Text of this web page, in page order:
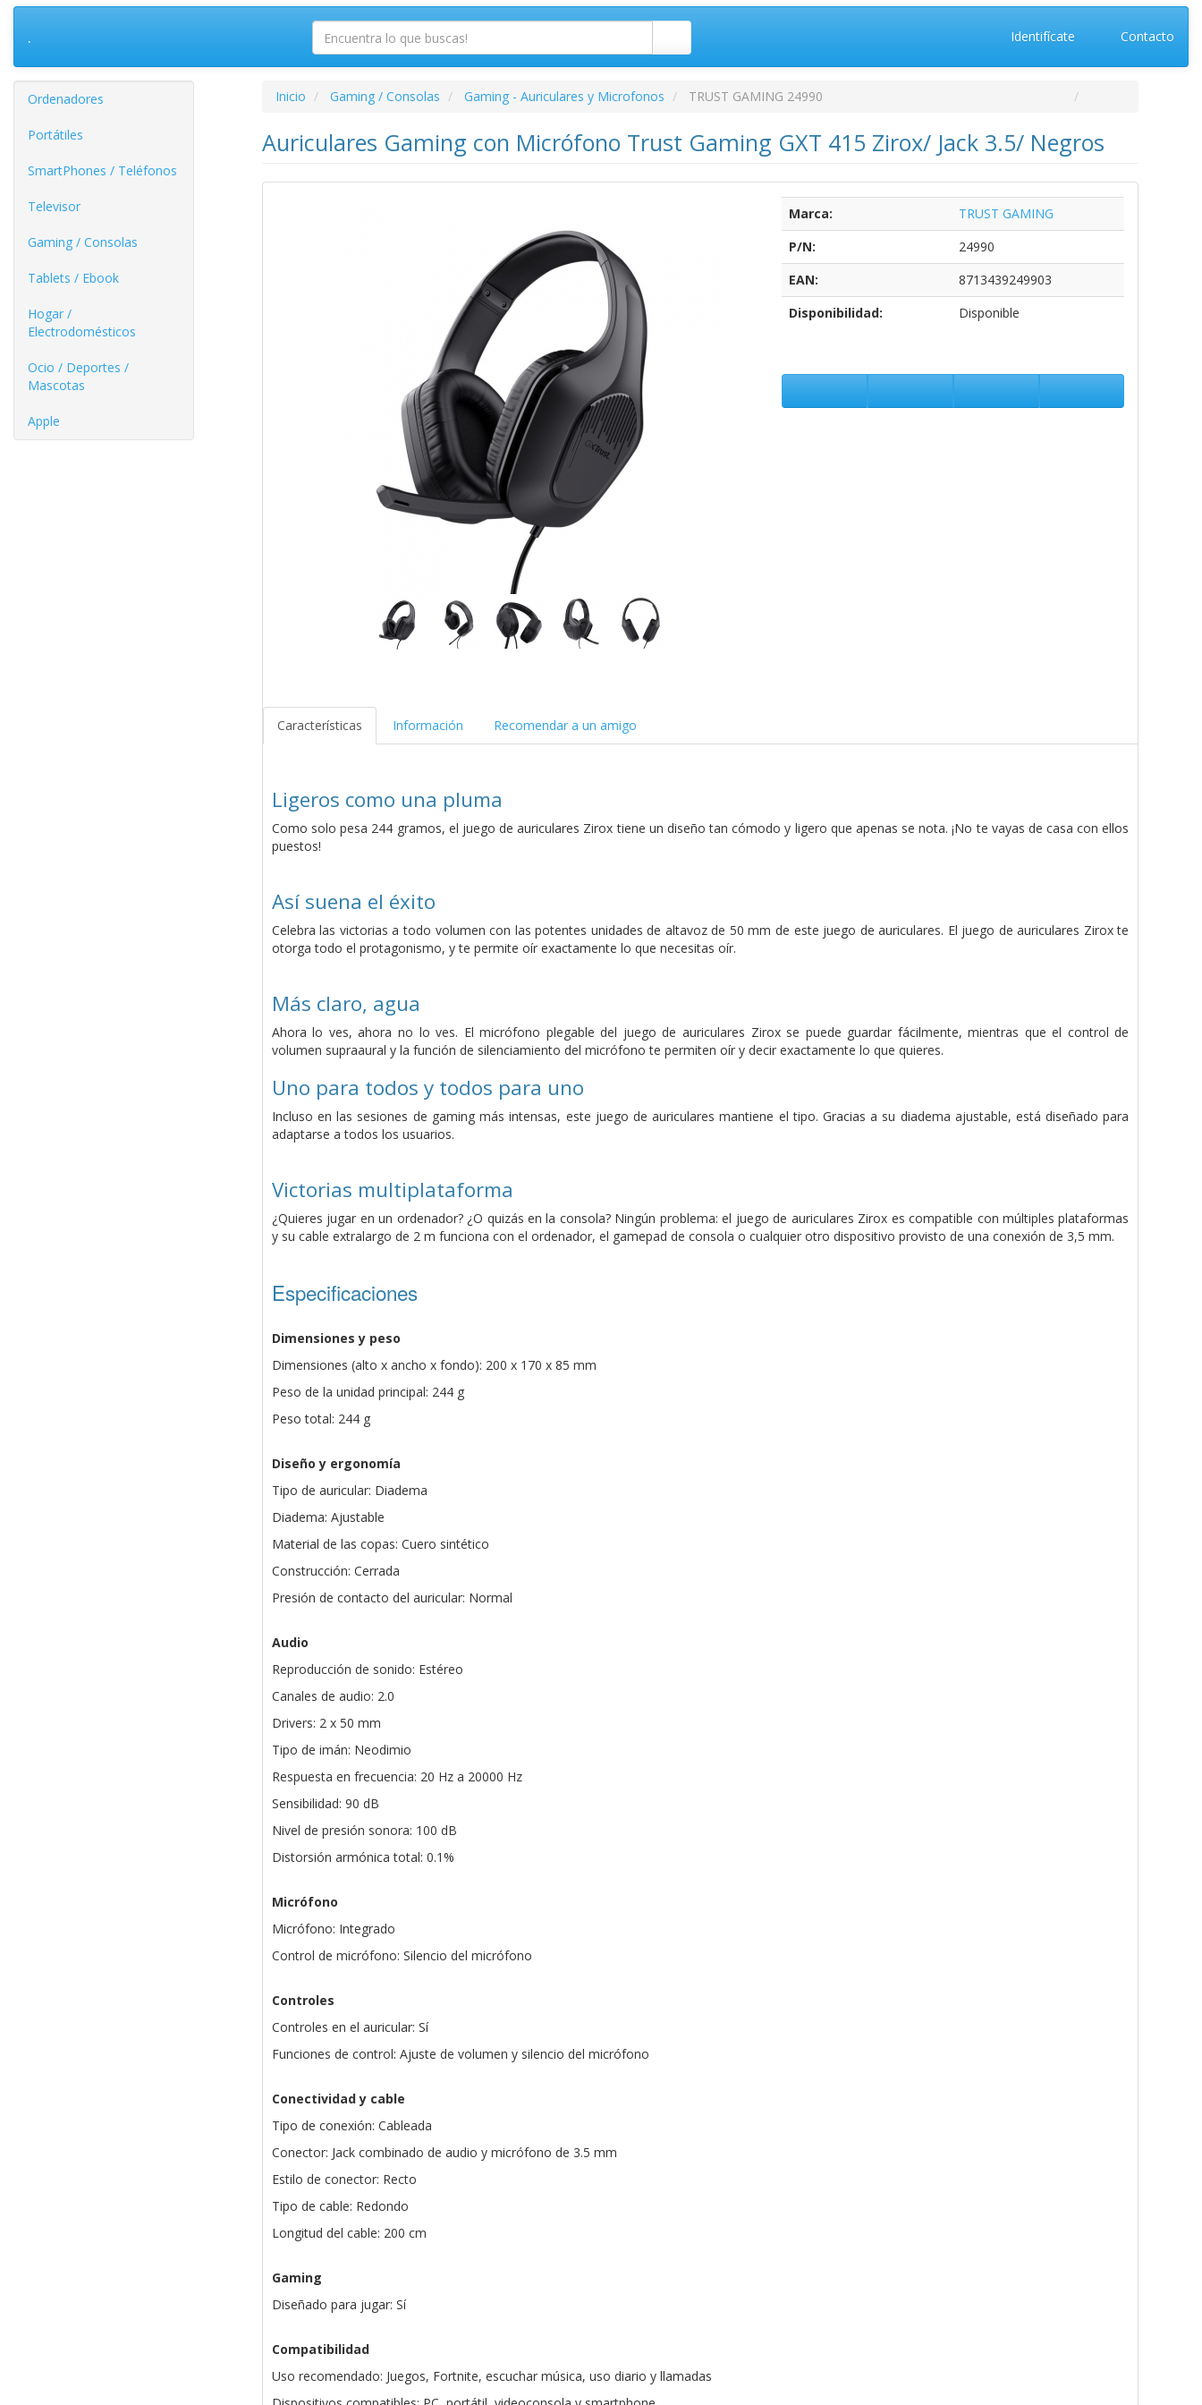
. Identifícate Contacto
Ordenadores
Portátiles
SmartPhones / Teléfonos
Televisor
Gaming / Consolas
Tablets / Ebook
Hogar /
Electrodomésticos
Ocio / Deportes /
Mascotas
Apple
Inicio Gaming / Consolas Gaming - Auriculares y Microfonos TRUST GAMING 24990
Auriculares Gaming con Micrófono Trust Gaming GXT 415 Zirox/ Jack 3.5/ Negros
Marca:
TRUST GAMING
P/N:
24990
EAN:
8713439249903
Disponibilidad:
Disponible
Características Información Recomendar a un amigo
Ligeros como una pluma
Como solo pesa 244 gramos, el juego de auriculares Zirox tiene un diseño tan cómodo y ligero que apenas se nota. ¡No te vayas de casa con ellos
puestos!
Así suena el éxito
Celebra las victorias a todo volumen con las potentes unidades de altavoz de 50 mm de este juego de auriculares. El juego de auriculares Zirox te
otorga todo el protagonismo, y te permite oír exactamente lo que necesitas oír.
Más claro, agua
Ahora lo ves, ahora no lo ves. El micrófono plegable del juego de auriculares Zirox se puede guardar fácilmente, mientras que el control de
volumen supraaural y la función de silenciamiento del micrófono te permiten oír y decir exactamente lo que quieres.
Uno para todos y todos para uno
Incluso en las sesiones de gaming más intensas, este juego de auriculares mantiene el tipo. Gracias a su diadema ajustable, está diseñado para
adaptarse a todos los usuarios.
Victorias multiplataforma
¿Quieres jugar en un ordenador? ¿O quizás en la consola? Ningún problema: el juego de auriculares Zirox es compatible con múltiples plataformas
y su cable extralargo de 2 m funciona con el ordenador, el gamepad de consola o cualquier otro dispositivo provisto de una conexión de 3,5 mm.
Especificaciones
Dimensiones y peso
Dimensiones (alto x ancho x fondo): 200 x 170 x 85 mm
Peso de la unidad principal: 244 g
Peso total: 244 g
Diseño y ergonomía
Tipo de auricular: Diadema
Diadema: Ajustable
Material de las copas: Cuero sintético
Construcción: Cerrada
Presión de contacto del auricular: Normal
Audio
Reproducción de sonido: Estéreo
Canales de audio: 2.0
Drivers: 2 x 50 mm
Tipo de imán: Neodimio
Respuesta en frecuencia: 20 Hz a 20000 Hz
Sensibilidad: 90 dB
Nivel de presión sonora: 100 dB
Distorsión armónica total: 0.1%
Micrófono
Micrófono: Integrado
Control de micrófono: Silencio del micrófono
Controles
Controles en el auricular: Sí
Funciones de control: Ajuste de volumen y silencio del micrófono
Conectividad y cable
Tipo de conexión: Cableada
Conector: Jack combinado de audio y micrófono de 3.5 mm
Estilo de conector: Recto
Tipo de cable: Redondo
Longitud del cable: 200 cm
Gaming
Diseñado para jugar: Sí
Compatibilidad
Uso recomendado: Juegos, Fortnite, escuchar música, uso diario y llamadas